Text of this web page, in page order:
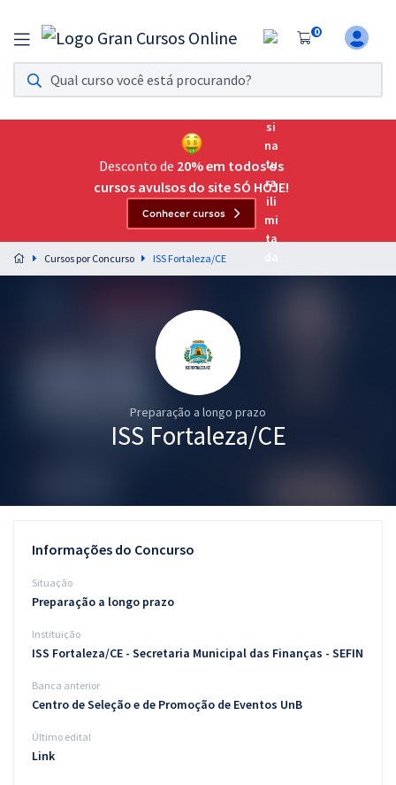
0
Assinatura Ilimitada 11
Acesso a todos os cursos. Teste grátis por 7 dias!
Assinatura OAB Até Passar
Acesso ilimitado a toda preparação para o Exame da
Preparação completa e intensiva para as principais
residências em saúde do Brasil
Questões grátis
Blog
Aprovados
Atendimento
Desconto de 20% em todos os
cursos avulsos do site SÓ HOJE!
Conhecer cursos
Cursos por Concurso ISS Fortaleza/CE
Preparação a longo prazo
ISS Fortaleza/CE
Informações do Concurso
Situação
Preparação a longo prazo
Instituição
ISS Fortaleza/CE - Secretaria Municipal das Finanças - SEFIN
Banca anterior
Centro de Seleção e de Promoção de Eventos UnB
Último edital
Link